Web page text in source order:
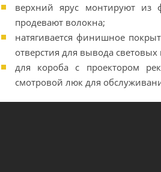
верхний ярус монтируют из
продевают волокна;
натягивается финишное
отверстия для вывода световых
для короба с проектором
смотровой люк для